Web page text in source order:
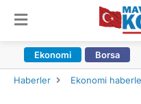
Ekonomi Borsa
Haberler Ekonomi